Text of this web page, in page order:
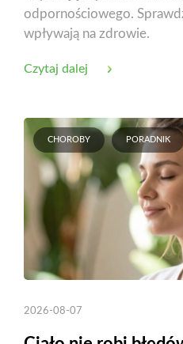
odpornościowego.
wpływają na zdrowie.
Czytaj dalej
CHOROBY PORADNIK
2026-08-07